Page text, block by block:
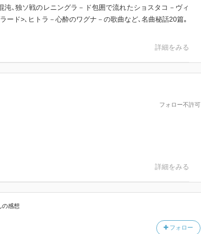
沌､独ソ戦のレニングラ－ド包囲で流れたショスタコ－ヴィ
ード>､ヒトラ－心酔のワグナ－の歌曲など､名曲秘話20篇｡
詳細をみる
フォロー不許可
詳細をみる
の感想
フォロー